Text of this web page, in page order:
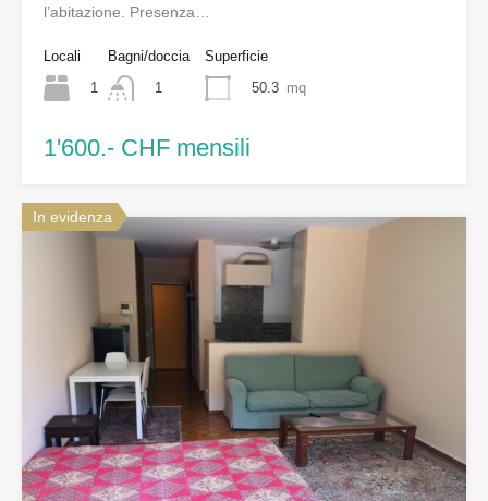
l’abitazione. Presenza…
Locali
1
Bagni/doccia
1
Superficie
50.3 mq
1'600.- CHF mensili
In evidenza